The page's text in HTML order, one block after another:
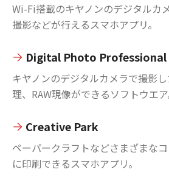
Wi-Fi搭載のキヤノンのデジタルカ
撮影などが行えるスマホアプリ。
Digital Photo Professional
キヤノンのデジタルカメラで撮影
理、RAW現像ができるソフトウエア
Creative Park
ペーパークラフトなどさまざまな
に印刷できるスマホアプリ。